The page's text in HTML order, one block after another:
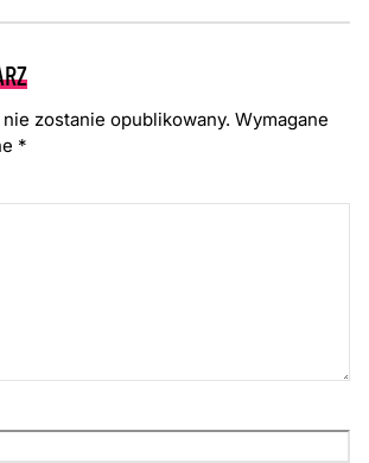
zostanie opublikowany. Wymagane
*